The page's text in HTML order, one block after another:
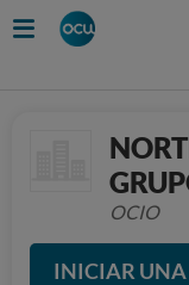
OCIO
INICIAR